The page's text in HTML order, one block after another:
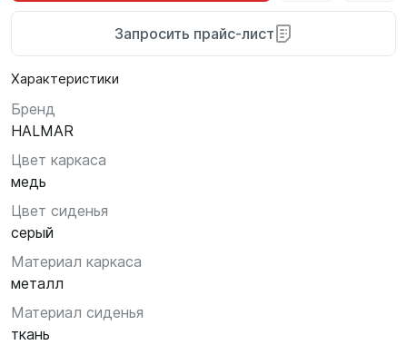
Характеристики
Бренд
HALMAR
Цвет каркаса
медь
Цвет сиденья
серый
Материал каркаса
металл
Материал сиденья
ткань
Запросить прайс-лист